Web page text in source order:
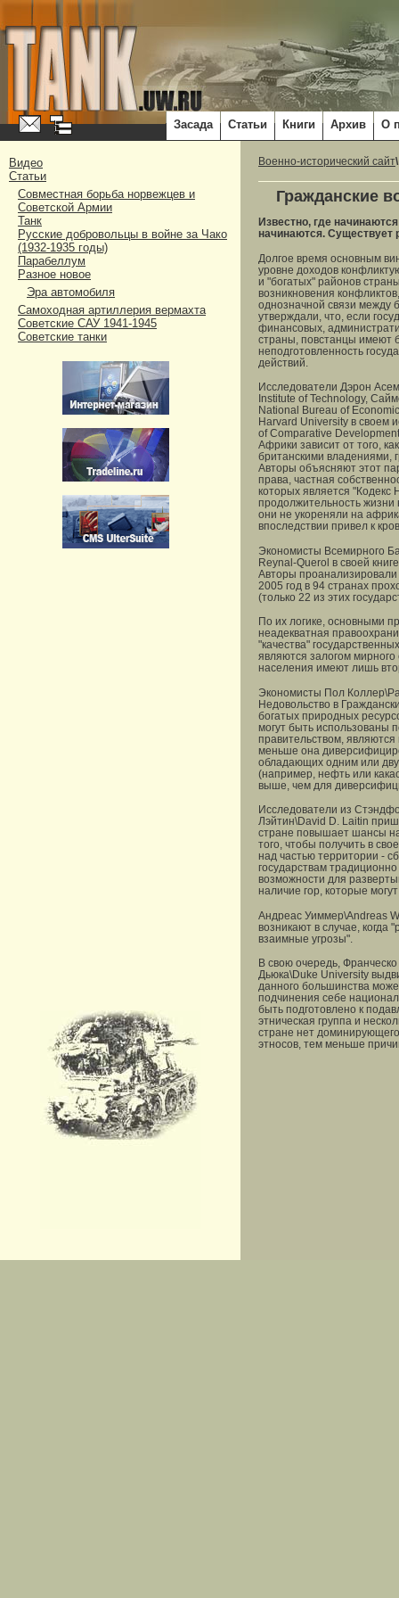
Засада Статьи Книги Архив О
Видео
Статьи
Совместная борьба норвежцев и
Советской Армии
Танк
Русские добровольцы в войне за Чако
(1932-1935 годы)
Парабеллум
Разное новое
Эра автомобиля
Самоходная артиллерия вермахта
Советские САУ 1941-1945
Советские танки
Военно-исторический сайт
Гражданские
Известно, где
начинаются. Существует
Долгое время основным
уровне доходов
и "богатых" районов
возникновения
однозначной связи между
утверждали, что, если
финансовых,
страны, повстанцы имеют
неподготовленность
действий.
Исследователи Дэрон
Institute of Technology,
National Bureau of
Harvard University в своем
of Comparative
Африки зависит от того,
британскими владениями,
Авторы объясняют этот
права, частная
которых является "Кодекс
продолжительность жизни
они не укореняли на
впоследствии привел к
Экономисты Всемирного
Reynal-Querol в своей
Авторы
2005 год в 94 странах
(только 22 из этих
По их логике, основными
неадекватная
"качества"
являются залогом мирного
населения имеют лишь
Экономисты Пол
Недовольство в
богатых природных
могут быть использованы
правительством,
меньше она
обладающих одним или
(например, нефть или
выше, чем для
Исследователи из
Лэйтин\David D. Laitin
стране повышает шансы
того, чтобы получить в
над частью территории -
государствам
возможности для
наличие гор, которые
Андреас Уиммер\Andreas
возникают в случае,
взаимные угрозы".
В свою очередь,
Дьюка\Duke University
данного большинства
подчинения себе
быть подготовлено к
этническая группа и
стране нет
этносов, тем меньше